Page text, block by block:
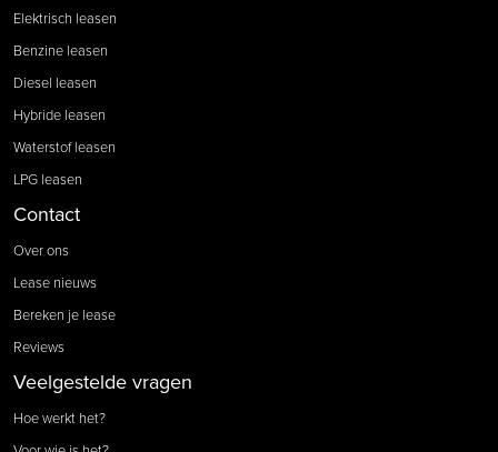
Elektrisch leasen
Benzine leasen
Diesel leasen
Hybride leasen
Waterstof leasen
LPG leasen
Contact
Over ons
Lease nieuws
Bereken je lease
Reviews
Veelgestelde vragen
Hoe werkt het?